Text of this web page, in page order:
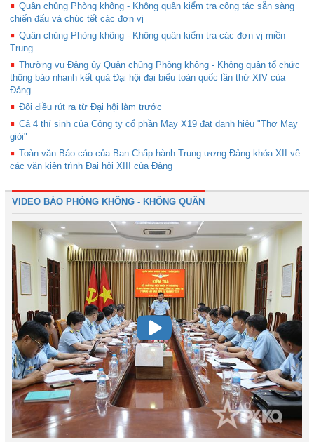
Quân chủng Phòng không - Không quân kiểm tra công tác sẵn sàng
chiến đấu và chúc tết các đơn vị
Quân chủng Phòng không - Không quân kiểm tra các đơn vị miền
Trung
Thường vụ Đảng ủy Quân chủng Phòng không - Không quân tổ chức
thông báo nhanh kết quả Đại hội đại biểu toàn quốc lần thứ XIV của
Đảng
Đôi điều rút ra từ Đại hội làm trước
Cả 4 thí sinh của Công ty cổ phần May X19 đạt danh hiệu "Thợ May
giỏi"
Toàn văn Báo cáo của Ban Chấp hành Trung ương Đảng khóa XII về
các văn kiện trình Đại hội XIII của Đảng
VIDEO BÁO PHÒNG KHÔNG - KHÔNG QUÂN